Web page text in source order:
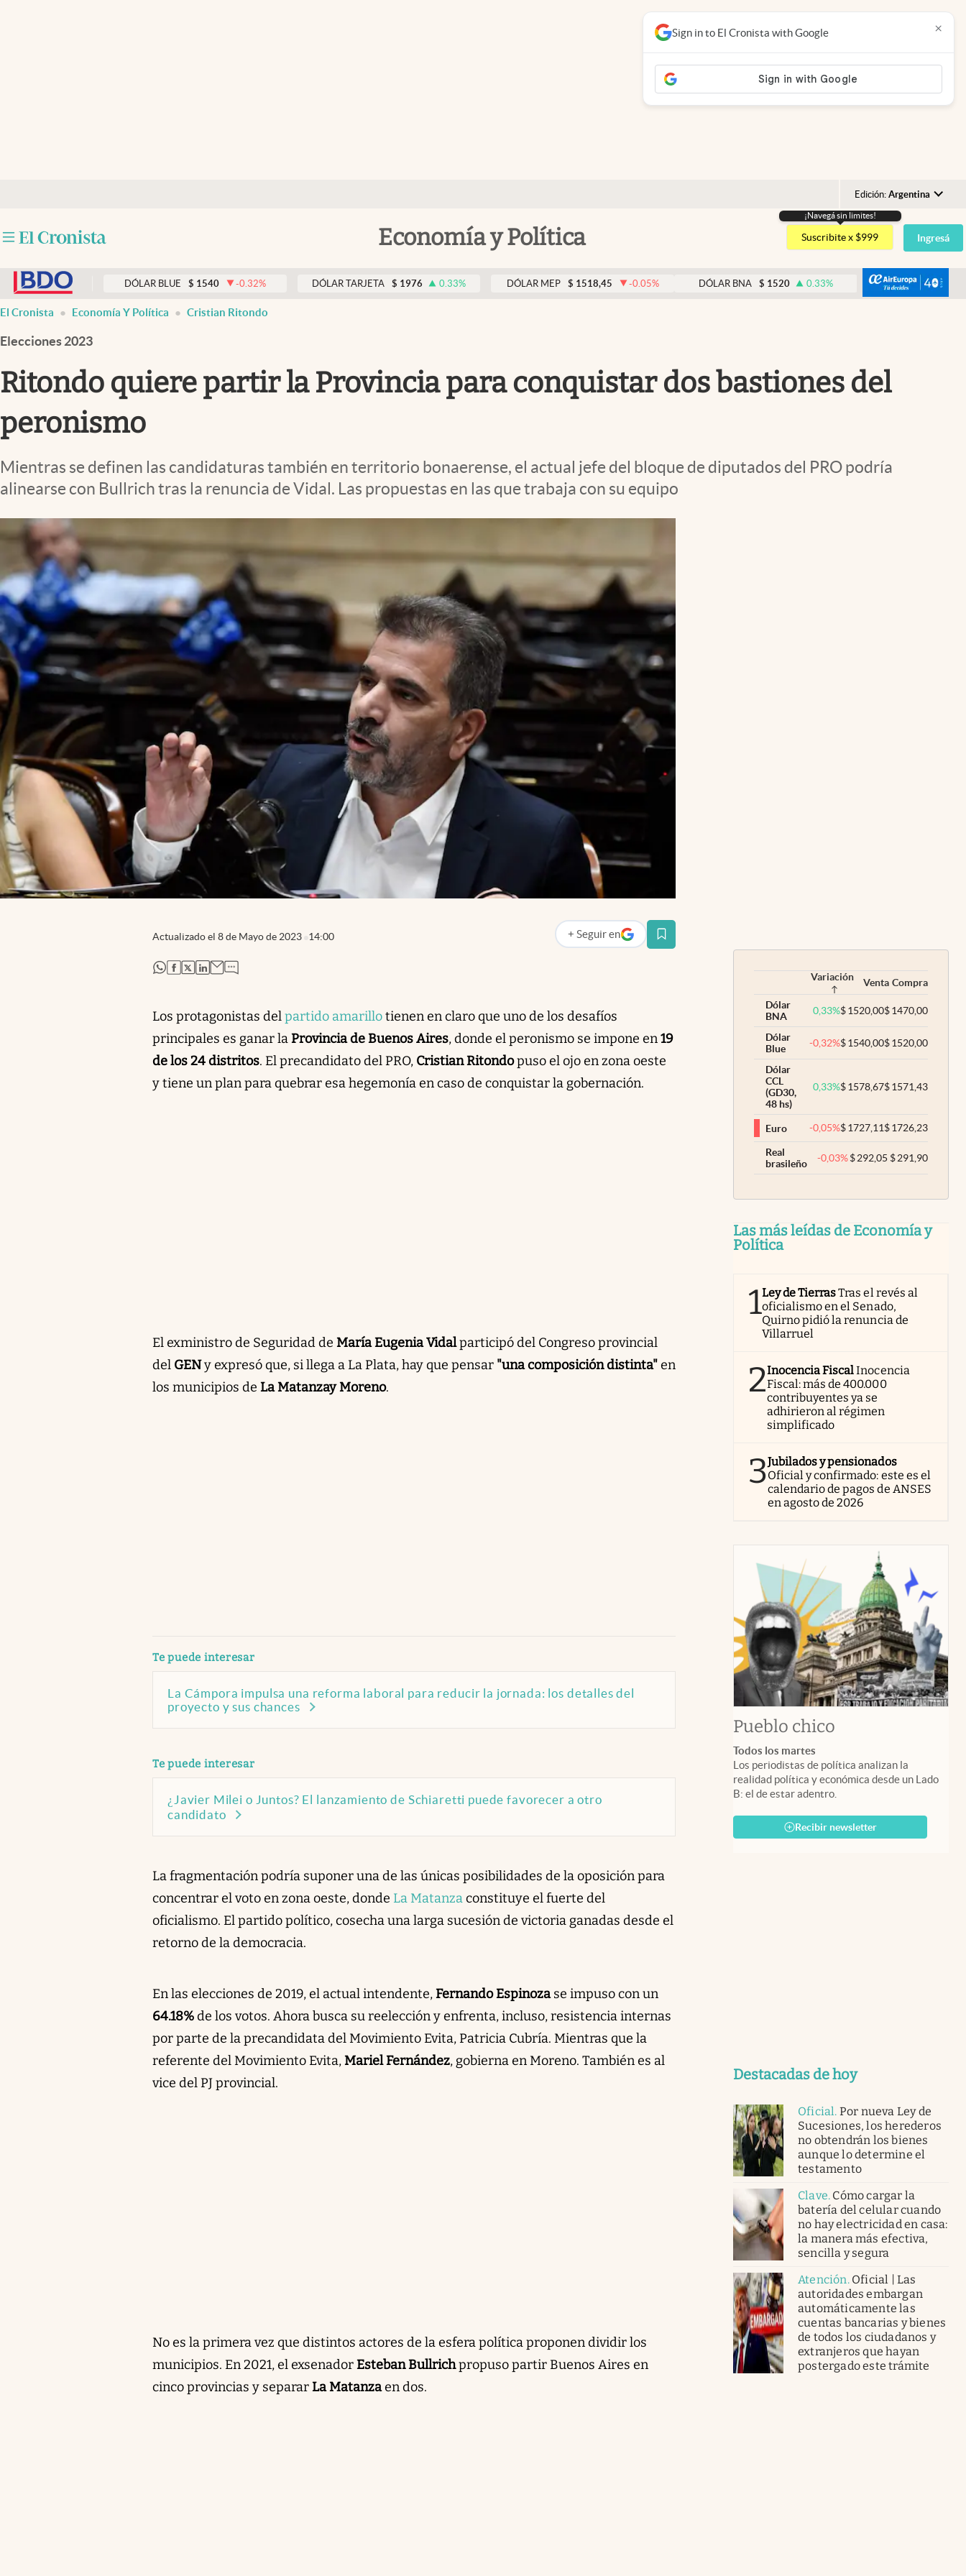
Edición: Argentina
Argentina
España
México
USA
Economía y Política
Otras secciones
Clima
Eventos Corporativos
El Cronista Studio
Mediakit
abre en nueva pestaña
¡Navegá sin limites!
Suscribite x $999 Ingresá
% DÓLAR BLUE $ 1540 -0.32% DÓLAR TARJETA $ 1976 0.33% DÓLAR MEP $ 1518,45 -0.05 DÓLAR BNA $ 1520 0.33% DÓLAR BLUE $ 1540
Sign in to El Cronista with Google ×
El Cronista Economía Y Política Cristian Ritondo
Elecciones 2023
Ritondo quiere partir la Provincia para conquistar dos bastiones del
peronismo
Mientras se definen las candidaturas también en territorio bonaerense, el actual jefe del bloque de diputados del PRO podría
alinearse con Bullrich tras la renuncia de Vidal. Las propuestas en las que trabaja con su equipo
Actualizado el 8 de Mayo de 2023 14:00 + Seguir en
abre en nueva pestaña
abre en nueva pestaña
abre en nueva pestaña
abre en nueva pestaña
abre en nueva pestaña
Los protagonistas delpartido amarillotienen en claro que uno de los desafíos
principales es ganar laProvincia de Buenos Aires, donde el peronismo se impone en19
de los 24 distritos. El precandidato del PRO, Cristian Ritondopuso el ojo en zona oeste
y tiene un plan para quebrar esa hegemonía en caso de conquistar la gobernación.
El exministro de Seguridad de María Eugenia Vidalparticipó del Congreso provincial
del GENy expresó que, si llega a La Plata, hay que pensar "una composición distinta"en
los municipios de La Matanzay Moreno.
Te puede interesar
La Cámpora impulsa una reforma laboral para reducir la jornada: los detalles del
proyecto y sus chances
abre en nueva pestaña
Te puede interesar
¿Javier Milei o Juntos? El lanzamiento de Schiaretti puede favorecer a otro
candidato
abre en nueva pestaña
La fragmentación podría suponer una de las únicas posibilidades de la oposición para
concentrar el voto en zona oeste, donde La Matanzaconstituye el fuerte del
oficialismo. El partido político, cosecha una larga sucesión de victoria ganadas desde el
retorno de la democracia.
En las elecciones de 2019, el actual intendente,Fernando Espinozase impuso con un
64.18%de los votos. Ahora busca su reelección y enfrenta, incluso, resistencia internas
por parte de la precandidata del Movimiento Evita, Patricia Cubría. Mientras que la
referente del Movimiento Evita,Mariel Fernández, gobierna en Moreno. También es al
vice del PJ provincial.
No es la primera vez que distintos actores de la esfera política proponen dividir los
municipios. En 2021, el exsenadorEsteban Bullrichpropuso partir Buenos Aires en
cinco provincias y separarLa Matanzaen dos.
Variación Venta Compra
Dólar
BNA
0,33%$1520,00$1470,00
Dólar
Blue
-0,32%$1540,00$1520,00
Dólar
CCL
(GD30,
48 hs)
0,33%$1578,67$1571,43
Euro -0,05%$1727,11$1726,23
Real
brasileño
-0,03% $292,05 $291,90
Las más leídas de Economía y
Política
1Ley de TierrasTras el revés al
oficialismo en el Senado,
Quirno pidió la renuncia de
Villarruel
2Inocencia FiscalInocencia
Fiscal: más de 400.000
contribuyentes ya se
adhirieron al régimen
simplificado
3Jubilados y pensionados
Oficial y confirmado: este es el
calendario de pagos de ANSES
en agosto de 2026
Pueblo chico
Todos los martes
Los periodistas de política analizan la
realidad política y económica desde un Lado
B: el de estar adentro.
Recibir newsletter
Destacadas de hoy
Oficial. Por nueva Ley de
Sucesiones, los herederos
no obtendrán los bienes
aunque lo determine el
testamento
Clave. Cómo cargar la
batería del celular cuando
no hay electricidad en casa:
la manera más efectiva,
sencilla y segura
Atención. Oficial | Las
autoridades embargan
automáticamente las
cuentas bancarias y bienes
de todos los ciudadanos y
extranjeros que hayan
postergado este trámite